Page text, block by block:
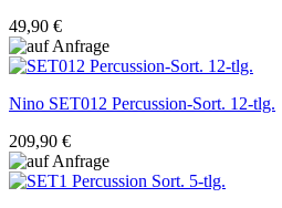
49,90 €
Nino SET012 Percussion-Sort. 12-tlg.
209,90 €